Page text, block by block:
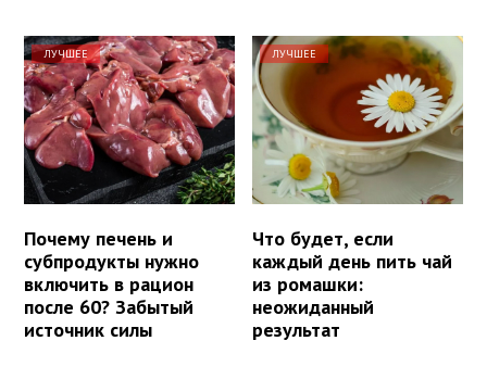
ЛУЧШЕЕ
Почему печень и
субпродукты нужно
включить в рацион
после 60? Забытый
источник силы
ЛУЧШЕЕ
Что будет, если
каждый день пить чай
из ромашки:
неожиданный
результат